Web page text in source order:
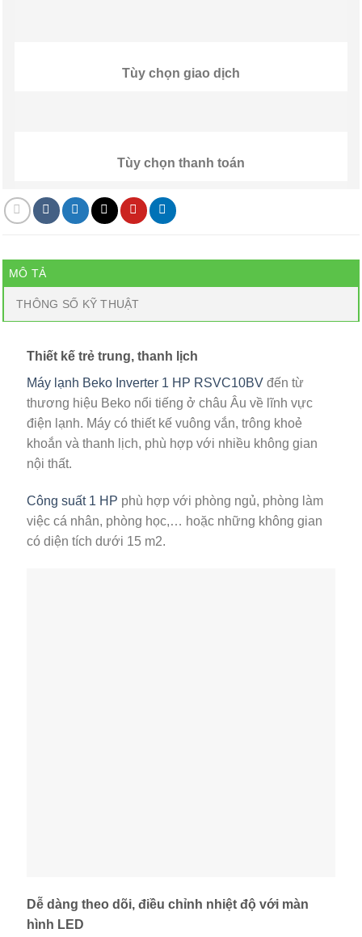
Tùy chọn giao dịch
Tùy chọn thanh toán
MÔ TẢ
THÔNG SỐ KỸ THUẬT
Thiết kế trẻ trung, thanh lịch
Máy lạnh Beko Inverter 1 HP RSVC10BV đến từ
thương hiệu Beko nổi tiếng ở châu Âu về lĩnh vực
điện lạnh. Máy có thiết kế vuông vắn, trông khoẻ
khoắn và thanh lịch, phù hợp với nhiều không gian
nội thất.
Công suất 1 HP phù hợp với phòng ngủ, phòng làm
việc cá nhân, phòng học,… hoặc những không gian
có diện tích dưới 15 m2.
Dễ dàng theo dõi, điều chỉnh nhiệt độ với màn
hình LED